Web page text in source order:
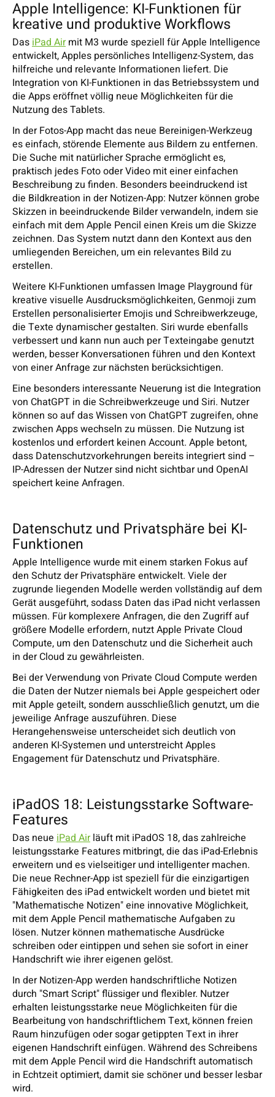
Apple Intelligence: KI-Funktionen für
kreative und produktive Workflows
DasiPad Airmit M3 wurde speziell für Apple Intelligence
entwickelt, Apples persönliches Intelligenz-System, das
hilfreiche und relevante Informationen liefert. Die
Integration von KI-Funktionen in das Betriebssystem und
die Apps eröffnet völlig neue Möglichkeiten für die
Nutzung des Tablets.
In der Fotos-App macht das neue Bereinigen-Werkzeug
es einfach, störende Elemente aus Bildern zu entfernen.
Die Suche mit natürlicher Sprache ermöglicht es,
praktisch jedes Foto oder Video mit einer einfachen
Beschreibung zu finden. Besonders beeindruckend ist
die Bildkreation in der Notizen-App: Nutzer können grobe
Skizzen in beeindruckende Bilder verwandeln, indem sie
einfach mit dem Apple Pencil einen Kreis um die Skizze
zeichnen. Das System nutzt dann den Kontext aus den
umliegenden Bereichen, um ein relevantes Bild zu
erstellen.
Weitere KI-Funktionen umfassen Image Playground für
kreative visuelle Ausdrucksmöglichkeiten, Genmoji zum
Erstellen personalisierter Emojis und Schreibwerkzeuge,
die Texte dynamischer gestalten. Siri wurde ebenfalls
verbessert und kann nun auch per Texteingabe genutzt
werden, besser Konversationen führen und den Kontext
von einer Anfrage zur nächsten berücksichtigen.
Eine besonders interessante Neuerung ist die Integration
von ChatGPT in die Schreibwerkzeuge und Siri. Nutzer
können so auf das Wissen von ChatGPT zugreifen, ohne
zwischen Apps wechseln zu müssen. Die Nutzung ist
kostenlos und erfordert keinen Account. Apple betont,
dass Datenschutzvorkehrungen bereits integriert sind –
IP-Adressen der Nutzer sind nicht sichtbar und OpenAI
speichert keine Anfragen.
Datenschutz und Privatsphäre bei KI-
Funktionen
Apple Intelligence wurde mit einem starken Fokus auf
den Schutz der Privatsphäre entwickelt. Viele der
zugrunde liegenden Modelle werden vollständig auf dem
Gerät ausgeführt, sodass Daten das iPad nicht verlassen
müssen. Für komplexere Anfragen, die den Zugriff auf
größere Modelle erfordern, nutzt Apple Private Cloud
Compute, um den Datenschutz und die Sicherheit auch
in der Cloud zu gewährleisten.
Bei der Verwendung von Private Cloud Compute werden
die Daten der Nutzer niemals bei Apple gespeichert oder
mit Apple geteilt, sondern ausschließlich genutzt, um die
jeweilige Anfrage auszuführen. Diese
Herangehensweise unterscheidet sich deutlich von
anderen KI-Systemen und unterstreicht Apples
Engagement für Datenschutz und Privatsphäre.
iPadOS 18: Leistungsstarke Software-
Features
Das neue iPad Airläuft mit iPadOS 18, das zahlreiche
leistungsstarke Features mitbringt, die das iPad-Erlebnis
erweitern und es vielseitiger und intelligenter machen.
Die neue Rechner-App ist speziell für die einzigartigen
Fähigkeiten des iPad entwickelt worden und bietet mit
"Mathematische Notizen" eine innovative Möglichkeit,
mit dem Apple Pencil mathematische Aufgaben zu
lösen. Nutzer können mathematische Ausdrücke
schreiben oder eintippen und sehen sie sofort in einer
Handschrift wie ihrer eigenen gelöst.
In der Notizen-App werden handschriftliche Notizen
durch "Smart Script" flüssiger und flexibler. Nutzer
erhalten leistungsstarke neue Möglichkeiten für die
Bearbeitung von handschriftlichem Text, können freien
Raum hinzufügen oder sogar getippten Text in ihrer
eigenen Handschrift einfügen. Während des Schreibens
mit dem Apple Pencil wird die Handschrift automatisch
in Echtzeit optimiert, damit sie schöner und besser lesbar
wird.